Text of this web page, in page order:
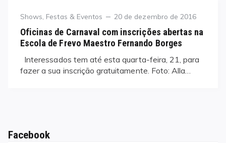
Category
Shows, Festas & Eventos
Posted
on
20 de dezembro de 2016
Oficinas de Carnaval com inscrições abertas na
Escola de Frevo Maestro Fernando Borges
Interessados tem até esta quarta-feira, 21, para
fazer a sua inscrição gratuitamente. Foto: Alla…
Facebook